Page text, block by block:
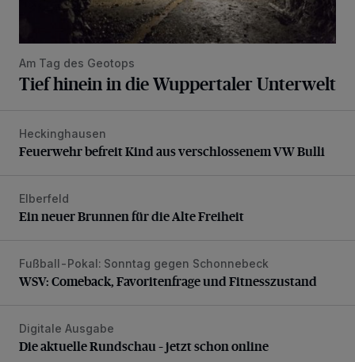
Am Tag des Geotops
Tief hinein in die Wuppertaler Unterwelt
Feuerwehr befreit Kind aus verschlossenem VW Bulli
Heckinghausen
Feuerwehr befreit Kind aus verschlossenem VW Bulli
Ein neuer Brunnen für die Alte Freiheit
Elberfeld
Ein neuer Brunnen für die Alte Freiheit
WSV: Comeback, Favoritenfrage und Fitnesszustand
Fußball-Pokal: Sonntag gegen Schonnebeck
WSV: Comeback, Favoritenfrage und Fitnesszustand
Die aktuelle Rundschau – jetzt schon online
Digitale Ausgabe
Die aktuelle Rundschau – jetzt schon online